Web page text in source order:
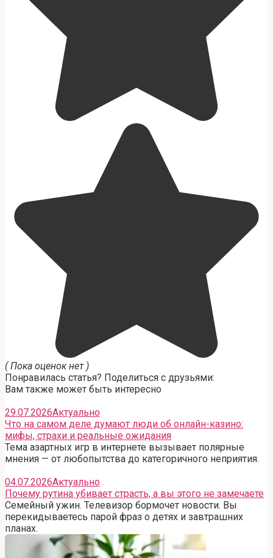
( Пока оценок нет )
Понравилась статья? Поделиться с друзьями:
Вам также может быть интересно
29.07.2026Актуально
Что на самом деле думают люди об онлайн-казино:
мифы, страхи и реальные ожидания
Тема азартных игр в интернете вызывает полярные
мнения — от любопытства до категоричного неприятия.
04.07.2026Актуально
Почему рутина убивает страсть, а вы этого не замечаете
Семейный ужин. Телевизор бормочет новости. Вы
перекидываетесь парой фраз о детях и завтрашних
планах.